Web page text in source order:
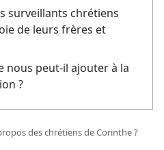
surveillants chrétiens
de leurs frères et
nous peut-il ajouter à la
?
des chrétiens de Corinthe ?